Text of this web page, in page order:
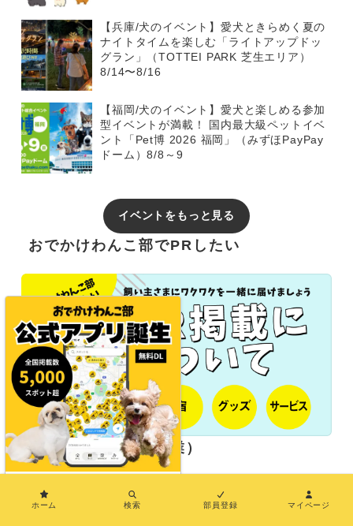
【兵庫/犬のイベント】愛犬ときらめく夏の
ナイトタイムを楽しむ「ライトアップドッ
グラン」（TOTTEI PARK 芝生エリア）
8/14〜8/16
【福岡/犬のイベント】愛犬と楽しめる参加
型イベントが満載！ 国内最大級ペットイベ
ント「Pet博 2026 福岡」（みずほPayPay
ドーム）8/8～9
イベントをもっと見る
おでかけわんこ部でPRしたい
長期パートナー（協業）
ホーム 検索 部員登録 マイページ